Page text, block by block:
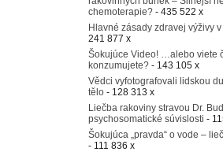
chemoterapie? - 435 522 x
Hlavné zásady zdravej výživy v
241 877 x
Šokujúce Video! …alebo viete
konzumujete? - 143 105 x
Vědci vyfotografovali lidskou
tělo - 128 313 x
Liečba rakoviny stravou Dr.
psychosomatické súvislosti -
Šokujúca „pravda“ o vode –
- 111 836 x